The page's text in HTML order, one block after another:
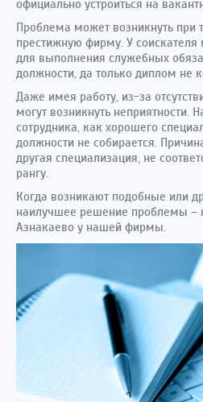
официально устроиться на
Проблема может возникнуть при
престижную фирму. У соискателя
для выполнения служебных
должности, да только диплом не
Даже имея работу, из-за
могут возникнуть неприятности.
сотрудника, как хорошего
должности не собирается.
другая специализация, не
рангу.
Когда возникают подобные или
наилучшее решение проблемы –
Азнакаево у нашей фирмы.